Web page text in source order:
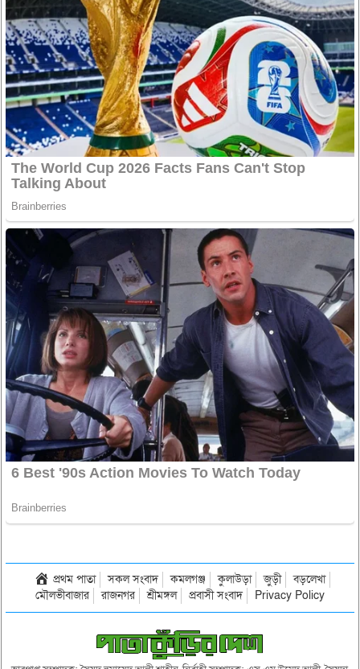
প্রথম পাতা সকল সংবাদ কমলগঞ্জ কুলাউড়া জুড়ী
বড়লেখা
মৌলভীবাজার
রাজনগর শ্রীমঙ্গল প্রবাসী সংবাদ Privacy Policy